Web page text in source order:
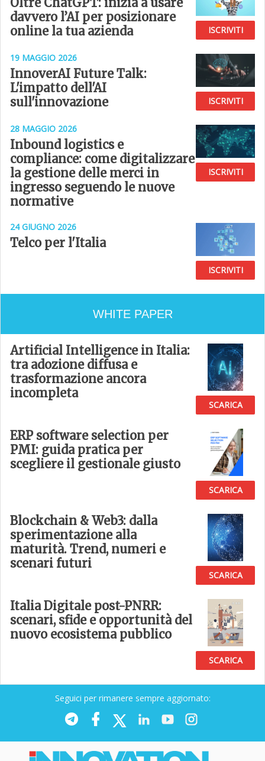
davvero l’AI per posizionare
online la tua azienda
ISCRIVITI
19 MAGGIO 2026
InnoverAI Future Talk:
L'impatto dell'AI
sull'innovazione
ISCRIVITI
28 MAGGIO 2026
Inbound logistics e
compliance: come digitalizzare
la gestione delle merci in
ingresso seguendo le nuove
normative
ISCRIVITI
24 GIUGNO 2026
Telco per l'Italia
ISCRIVITI
WHITE PAPER
Artificial Intelligence in Italia:
tra adozione diffusa e
trasformazione ancora
incompleta
SCARICA
ERP software selection per
PMI: guida pratica per
scegliere il gestionale giusto
SCARICA
Blockchain & Web3: dalla
sperimentazione alla
maturità. Trend, numeri e
scenari futuri
SCARICA
Italia Digitale post-PNRR:
scenari, sfide e opportunità del
nuovo ecosistema pubblico
SCARICA
Seguici per rimanere sempre aggiornato: